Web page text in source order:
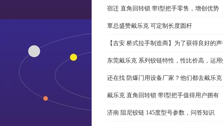
宿迁 直角回转锁 带l型把手零售，增创优势
覃总盛赞戴乐克 可定制长度圆杆
【吉安 桥式拉手制造商】为了获得良好的
东莞戴乐克 系列铰链特性，性比价高，运
还在找 防爆门用设备厂家？他们都去戴乐克
戴乐克 直角回转锁 带l型把手值得用户拥有
济南 阻尼铰链 145度型号参数，问答知识